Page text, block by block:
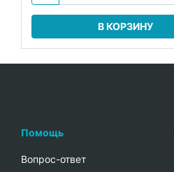
В КОРЗИНУ
Помощь
Вопрос-ответ